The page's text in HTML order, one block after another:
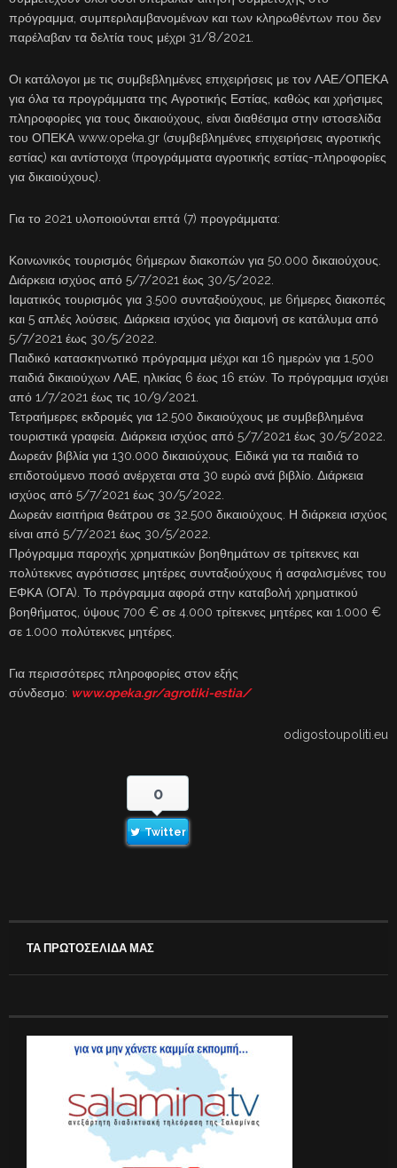
πρόγραμμα, συμπεριλαμβανομένων και των κληρωθέντων που δεν
παρέλαβαν τα δελτία τους μέχρι 31/8/2021.
Οι κατάλογοι με τις συμβεβλημένες επιχειρήσεις με τον ΛΑΕ/ΟΠΕΚΑ
για όλα τα προγράμματα της Αγροτικής Εστίας, καθώς και χρήσιμες
πληροφορίες για τους δικαιούχους, είναι διαθέσιμα στην ιστοσελίδα
του ΟΠΕΚΑ www.opeka.gr (συμβεβλημένες επιχειρήσεις αγροτικής
εστίας) και αντίστοιχα (προγράμματα αγροτικής εστίας-πληροφορίες
για δικαιούχους).
Για το 2021 υλοποιούνται επτά (7) προγράμματα:
Κοινωνικός τουρισμός 6ήμερων διακοπών για 50.000 δικαιούχους.
Διάρκεια ισχύος από 5/7/2021 έως 30/5/2022.
Ιαματικός τουρισμός για 3.500 συνταξιούχους, με 6ήμερες διακοπές
και 5 απλές λούσεις. Διάρκεια ισχύος για διαμονή σε κατάλυμα από
5/7/2021 έως 30/5/2022.
Παιδικό κατασκηνωτικό πρόγραμμα μέχρι και 16 ημερών για 1.500
παιδιά δικαιούχων ΛΑΕ, ηλικίας 6 έως 16 ετών. Το πρόγραμμα ισχύει
από 1/7/2021 έως τις 10/9/2021.
Τετραήμερες εκδρομές για 12.500 δικαιούχους με συμβεβλημένα
τουριστικά γραφεία. Διάρκεια ισχύος από 5/7/2021 έως 30/5/2022.
Δωρεάν βιβλία για 130.000 δικαιούχους. Ειδικά για τα παιδιά το
επιδοτούμενο ποσό ανέρχεται στα 30 ευρώ ανά βιβλίο. Διάρκεια
ισχύος από 5/7/2021 έως 30/5/2022.
Δωρεάν εισιτήρια θεάτρου σε 32.500 δικαιούχους. Η διάρκεια ισχύος
είναι από 5/7/2021 έως 30/5/2022.
Πρόγραμμα παροχής χρηματικών βοηθημάτων σε τρίτεκνες και
πολύτεκνες αγρότισσες μητέρες συνταξιούχους ή ασφαλισμένες του
ΕΦΚΑ (ΟΓΑ). Το πρόγραμμα αφορά στην καταβολή χρηματικού
βοηθήματος, ύψους 700 € σε 4.000 τρίτεκνες μητέρες και 1.000 €
σε 1.000 πολύτεκνες μητέρες.
Για περισσότερες πληροφορίες στον εξής
σύνδεσμο: www.opeka.gr/agrotiki-estia/
odigostoupoliti.eu
0
Twitter
ΤΑ ΠΡΩΤΟΣΕΛΙΔΑ ΜΑΣ